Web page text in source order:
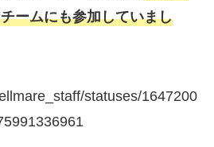
ームにも参加していまし
statuses/1647200